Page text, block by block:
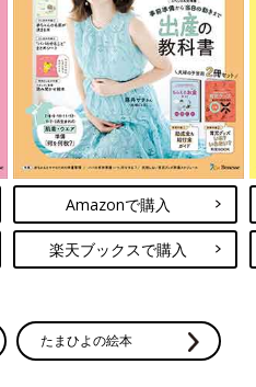
肛門や腸、神経などに何らかの
。以下のような場合は小児科を
く
に苦しそう
なっている
出血した
と回数、離乳食や食事の内容な
えるようにしましょう。
Amazonで購入
楽天ブックスで購入
たまひよの絵本